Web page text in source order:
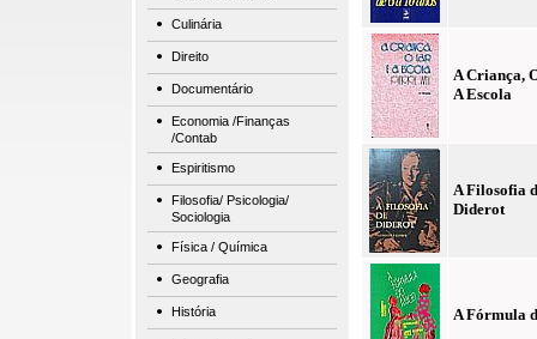
Culinária
Direito
Documentário
Economia /Finanças
/Contab
Espiritismo
Filosofia/ Psicologia/
Sociologia
Física / Química
Geografia
História
A Criança,
A Escola
A Filosofia
Diderot
A Fórmula